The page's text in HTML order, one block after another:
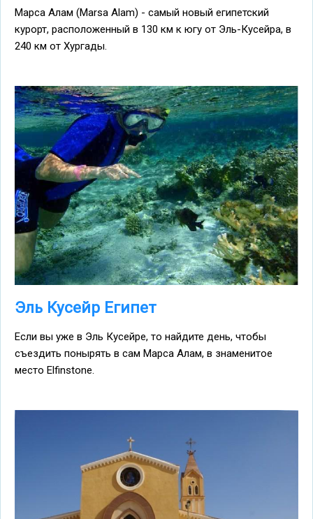
Марса Алам (Marsa Alam) - самый новый египетский
курорт, расположенный в 130 км к югу от Эль-Кусейра, в
240 км от Хургады.
Эль Кусейр Египет
Если вы уже в Эль Кусейре, то найдите день, чтобы
съездить понырять в сам Марса Алам, в знаменитое
место Elfinstone.